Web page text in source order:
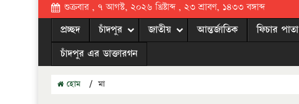
শুক্রবার , ৭ আগস্ট, ২০২৬ খ্রিষ্টাব্দ , ২৩ শ্রাবণ, ১৪৩৩ বঙ্গাব্দ
প্রচ্ছদ চাঁদপুর জাতীয় আন্তর্জাতিক ফিচার পাতা
চাঁদপুর এর ডাক্তারগন
হোম / মা